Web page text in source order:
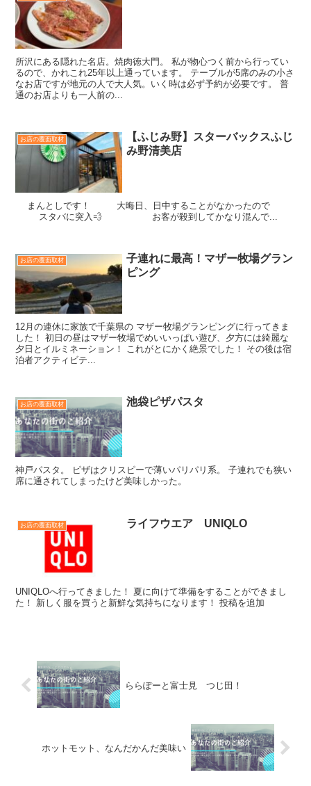
所沢にある隠れた名店。焼肉徳大門。 私が物心つく前から行ってい
るので、かれこれ25年以上通っています。 テーブルが5席のみの小さ
なお店ですが地元の人で大人気。いく時は必ず予約が必要です。 普
通のお店よりも一人前の...
お店の覆面取材
【ふじみ野】スターバックスふじ
み野清美店
まんとしです！ 大晦日、日中することがなかったので
スタバに突入💨 お客が殺到してかなり混んで...
お店の覆面取材
子連れに最高！マザー牧場グラン
ピング
12月の連休に家族で千葉県の マザー牧場グランピングに行ってきま
した！ 初日の昼はマザー牧場でめいいっぱい遊び、夕方には綺麗な
夕日とイルミネーション！ これがとにかく絶景でした！ その後は宿
泊者アクティビテ...
お店の覆面取材 池袋ピザパスタ
神戸パスタ。 ピザはクリスピーで薄いパリパリ系。 子連れでも狭い
席に通されてしまったけど美味しかった。
お店の覆面取材 ライフウエア UNIQLO
UNIQLOへ行ってきました！ 夏に向けて準備をすることができまし
た！ 新しく服を買うと新鮮な気持ちになります！ 投稿を追加
ららぽーと富士見 つじ田！
ホットモット、なんだかんだ美味い